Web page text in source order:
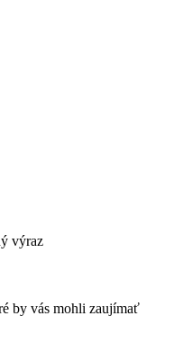
výraz
by vás mohli zaujímať